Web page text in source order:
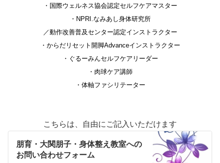
・国際ウェルネス協会認定セルフケアマスター
・NPRI.なみあし身体研究所
／動作改善普及センター認定インストラクター
・からだリセット開脚Advanceインストラクター
・ぐるーみんセルフケアリーダー
・肉球ケア講師
・体軸ファシリテーター
こちらは、自由にご記入いただけます
朋育・大関朋子・身体整え教室への
お問い合わせフォーム